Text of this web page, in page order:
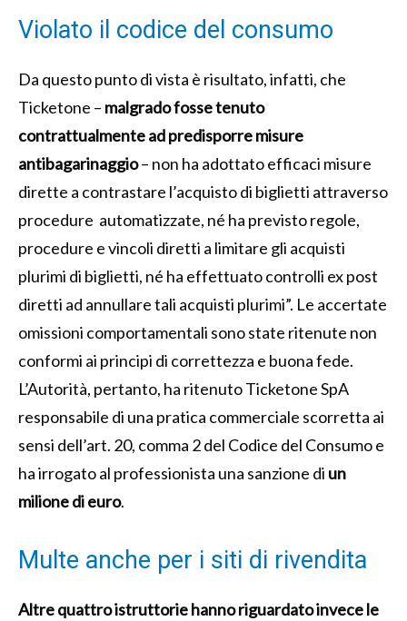
Violato il codice del consumo
Da questo punto di vista è risultato, infatti, che
Ticketone – malgrado fosse tenuto
contrattualmente ad predisporre misure
antibagarinaggio– non ha adottato efficaci misure
dirette a contrastare l’acquisto di biglietti attraverso
procedure automatizzate, né ha previsto regole,
procedure e vincoli diretti a limitare gli acquisti
plurimi di biglietti, né ha effettuato controlli ex post
diretti ad annullare tali acquisti plurimi”. Le accertate
omissioni comportamentali sono state ritenute non
conformi ai principi di correttezza e buona fede.
L’Autorità, pertanto, ha ritenuto Ticketone SpA
responsabile di una pratica commerciale scorretta ai
sensi dell’art. 20, comma 2 del Codice del Consumo e
ha irrogato al professionista una sanzione di un
milione di euro.
Multe anche per i siti di rivendita
Altre quattro istruttorie hanno riguardato invece le